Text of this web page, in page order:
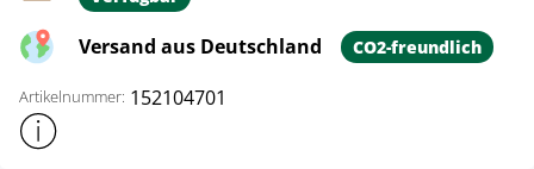
Versand aus Deutschland CO2-freundlich
Artikelnummer: 152104701
Weitere Produktinformationen anzeigen